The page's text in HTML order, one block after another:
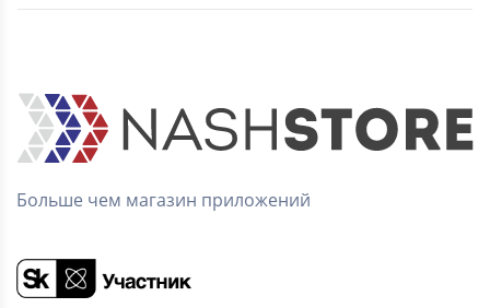
Больше чем магазин приложений